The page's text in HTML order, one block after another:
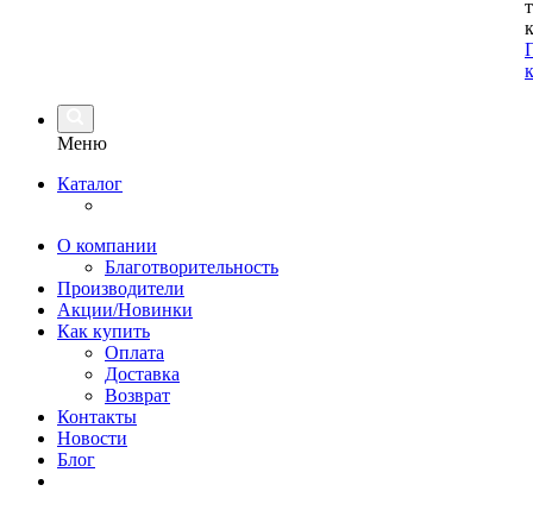
Меню
Каталог
О компании
Благотворительность
Производители
Акции/Новинки
Как купить
Оплата
Доставка
Возврат
Контакты
Новости
Блог